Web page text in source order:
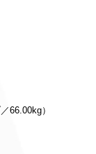
66.00kg）